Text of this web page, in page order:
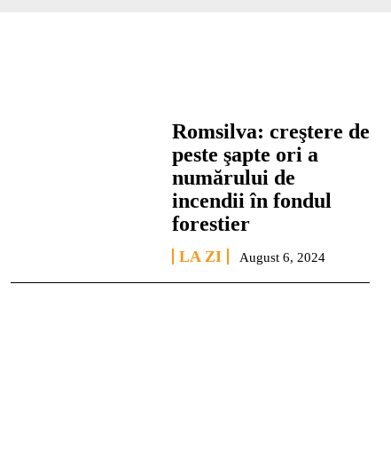
Romsilva: creştere de
peste şapte ori a
numărului de
incendii în fondul
forestier
LA ZI August 6, 2024